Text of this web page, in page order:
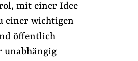
mit einer Idee
einer wichtigen
öffentlich
unabhängig